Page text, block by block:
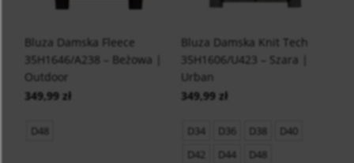
Bluza Damska Fleece
35H1646/A238 – Beżowa |
Outdoor
349,99 zł
D48
Bluza Damska Knit Tech
35H1606/U423 – Szara |
Urban
349,99 zł
D34 D36 D38
D40
D42
D44 D48